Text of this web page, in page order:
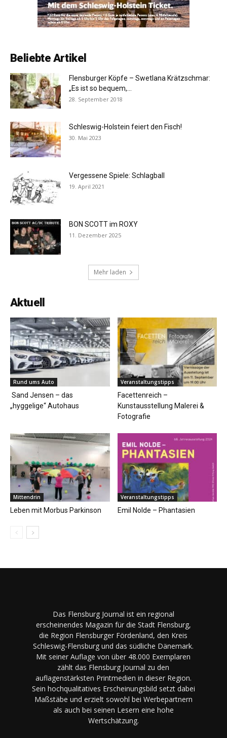
Beliebte Artikel
Flensburger Köpfe – Swetlana Krätzschmar:
„Es ist so bequem,...
28. September 2018
Schleswig-Holstein feiert den Fisch!
30. Mai 2023
Vergessene Spiele: Schlagball
19. April 2021
BON SCOTT im ROXY
11. Dezember 2025
Mehr laden
Aktuell
Rund ums Auto
Sand Jensen – das
„hyggelige“ Autohaus
Veranstaltungstipps
Facettenreich –
Kunstausstellung Malerei &
Fotografie
Mittendrin
Leben mit Morbus Parkinson
Veranstaltungstipps
Emil Nolde – Phantasien
Das Flensburg Journal ist ein regional
erscheinendes Magazin für die Stadt Flensburg,
die Region Flensburger Fördenland, den Kreis
Schleswig-Flensburg und das südliche Dänemark.
Mit seiner Auflage von über 48.000 Exemplaren
zählt das Flensburg Journal zu den
auflagenstärksten Printmedien in dieser Region.
Sein hochqualitatives Erscheinungsbild setzt dabei
Maßstäbe und erzielt sowohl bei Werbepartnern
als auch bei seinen Lesern eine hohe
Wertschätzung.